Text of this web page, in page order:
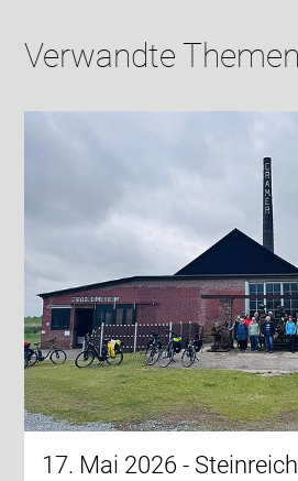
Verwandte Themen
17. Mai 2026 -